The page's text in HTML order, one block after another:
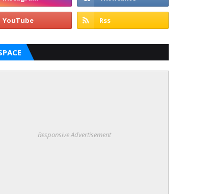
Responsive Advertisement